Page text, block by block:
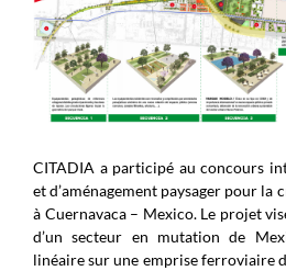
CITADIA a participé au concours
et d’aménagement paysager ​pour​ ​​la
à Cuernavaca – Mexico.​ Le projet
d’un secteur en mutation de
linéaire sur une emprise ferroviaire​